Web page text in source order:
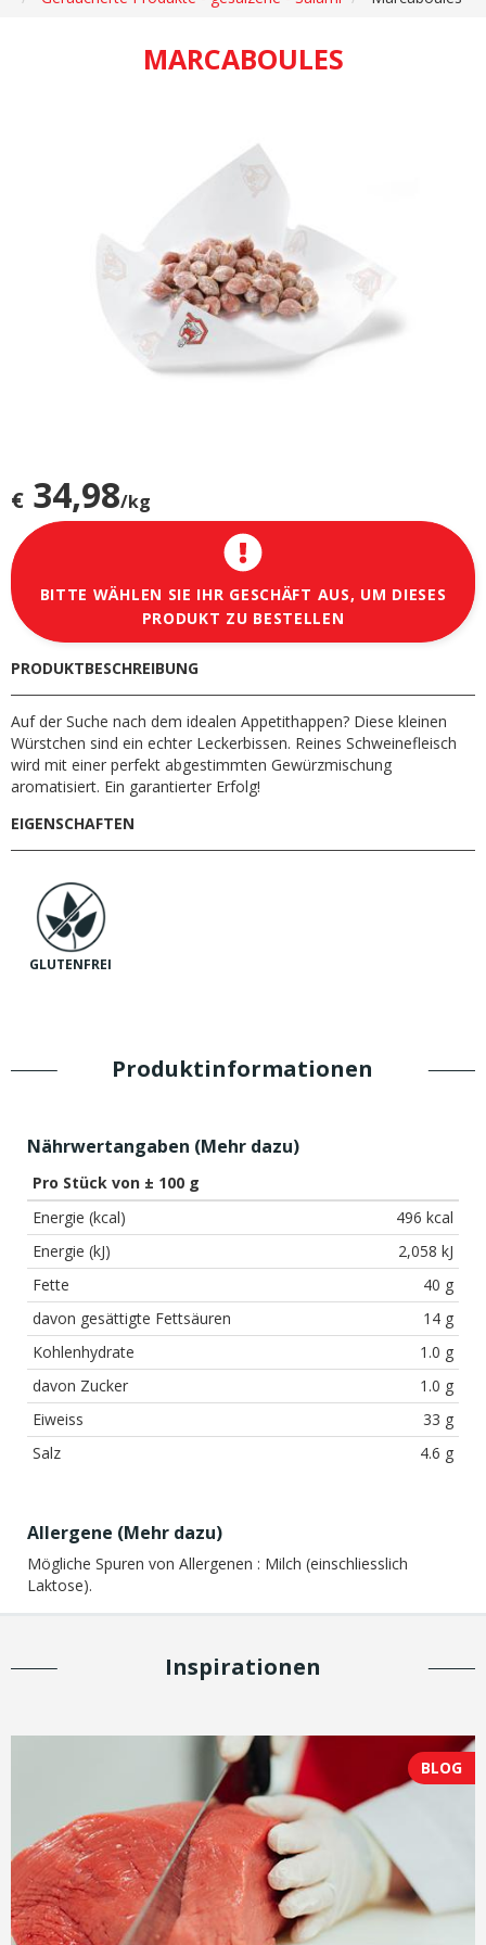
MARCABOULES
€ 34,98/kg
BITTE WÄHLEN SIE IHR GESCHÄFT AUS, UM DIESES
PRODUKT ZU BESTELLEN
PRODUKTBESCHREIBUNG
Auf der Suche nach dem idealen Appetithappen? Diese kleinen
Würstchen sind ein echter Leckerbissen. Reines Schweinefleisch
wird mit einer perfekt abgestimmten Gewürzmischung
aromatisiert. Ein garantierter Erfolg!
EIGENSCHAFTEN
GLUTENFREI
Produktinformationen
Nährwertangaben (Mehr dazu)
Pro Stück von ± 100 g
Energie (kcal)
496 kcal
Energie (kJ)
2,058 kJ
Fette
40 g
davon gesättigte Fettsäuren
14 g
Kohlenhydrate
1.0 g
davon Zucker
1.0 g
Eiweiss
33 g
Salz
4.6 g
Allergene (Mehr dazu)
Mögliche Spuren von Allergenen : Milch (einschliesslich
Laktose).
Inspirationen
BLOG